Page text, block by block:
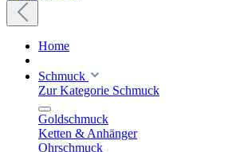
Home
Schmuck
Zur Kategorie Schmuck
Goldschmuck
Ketten & Anhänger
Ohrschmuck